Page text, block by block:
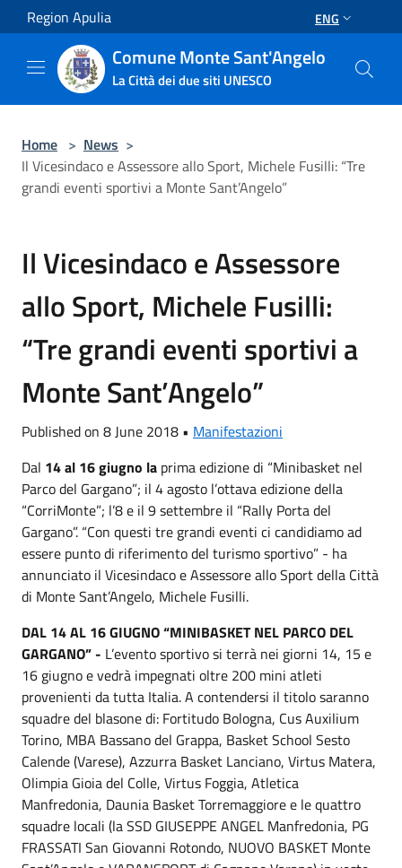
Salta al contenuto principale
Region Apulia ENG
Comune Monte Sant'Angelo
La Città dei due siti UNESCO
Home > News >
Il Vicesindaco e Assessore allo Sport, Michele Fusilli: “Tre
grandi eventi sportivi a Monte Sant’Angelo”
Il Vicesindaco e Assessore
allo Sport, Michele Fusilli:
“Tre grandi eventi sportivi a
Monte Sant’Angelo”
Published on 8 June 2018 • Manifestazioni
Dal 14 al 16 giugno la prima edizione di “Minibasket nel
Parco del Gargano”; il 4 agosto l’ottava edizione della
“CorriMonte”; l’8 e il 9 settembre il “Rally Porta del
Gargano”. “Con questi tre grandi eventi ci candidiamo ad
essere punto di riferimento del turismo sportivo” - ha
annunciato il Vicesindaco e Assessore allo Sport della Città
di Monte Sant’Angelo, Michele Fusilli.
DAL 14 AL 16 GIUGNO “MINIBASKET NEL PARCO DEL
GARGANO” - L’evento sportivo si terrà nei giorni 14, 15 e
16 giugno e vedrà impegnati oltre 200 mini atleti
provenienti da tutta Italia. A contendersi il titolo saranno
squadre del blasone di: Fortitudo Bologna, Cus Auxilium
Torino, MBA Bassano del Grappa, Basket School Sesto
Calende (Varese), Azzurra Basket Lanciano, Virtus Matera,
Olimpia Gioia del Colle, Virtus Foggia, Atletica
Manfredonia, Daunia Basket Torremaggiore e le quattro
squadre locali (la SSD GIUSEPPE ANGEL Manfredonia, PG
FRASSATI San Giovanni Rotondo, NUOVO BASKET Monte